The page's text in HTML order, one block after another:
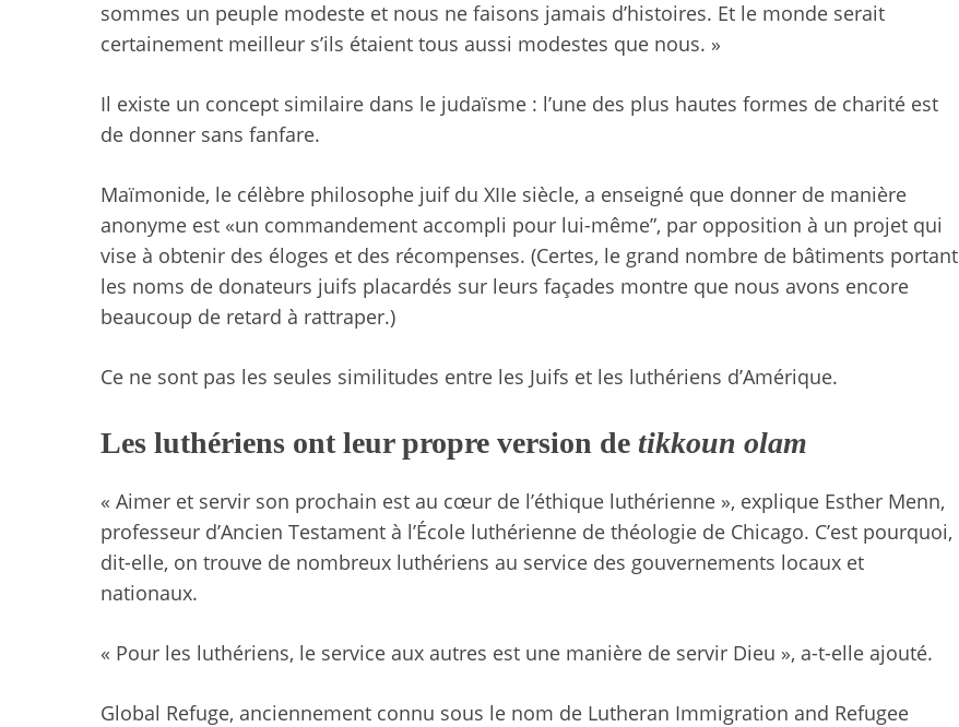
sommes un peuple modeste et nous ne faisons jamais d’histoires. Et le monde serait
certainement meilleur s’ils étaient tous aussi modestes que nous. »
Il existe un concept similaire dans le judaïsme : l’une des plus hautes formes de charité est
de donner sans fanfare.
Maïmonide, le célèbre philosophe juif du XIIe siècle, a enseigné que donner de manière
anonyme est «un commandement accompli pour lui-même”, par opposition à un projet qui
vise à obtenir des éloges et des récompenses. (Certes, le grand nombre de bâtiments portant
les noms de donateurs juifs placardés sur leurs façades montre que nous avons encore
beaucoup de retard à rattraper.)
Ce ne sont pas les seules similitudes entre les Juifs et les luthériens d’Amérique.
Les luthériens ont leur propre version de tikkoun olam
« Aimer et servir son prochain est au cœur de l’éthique luthérienne », explique Esther Menn,
professeur d’Ancien Testament à l’École luthérienne de théologie de Chicago. C’est pourquoi,
dit-elle, on trouve de nombreux luthériens au service des gouvernements locaux et
nationaux.
« Pour les luthériens, le service aux autres est une manière de servir Dieu », a-t-elle ajouté.
Global Refuge, anciennement connu sous le nom de Lutheran Immigration and Refugee